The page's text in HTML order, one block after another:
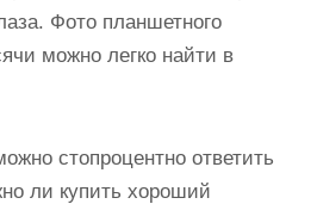
Фото планшетного
можно легко найти в
стопроцентно ответить
ли купить хороший